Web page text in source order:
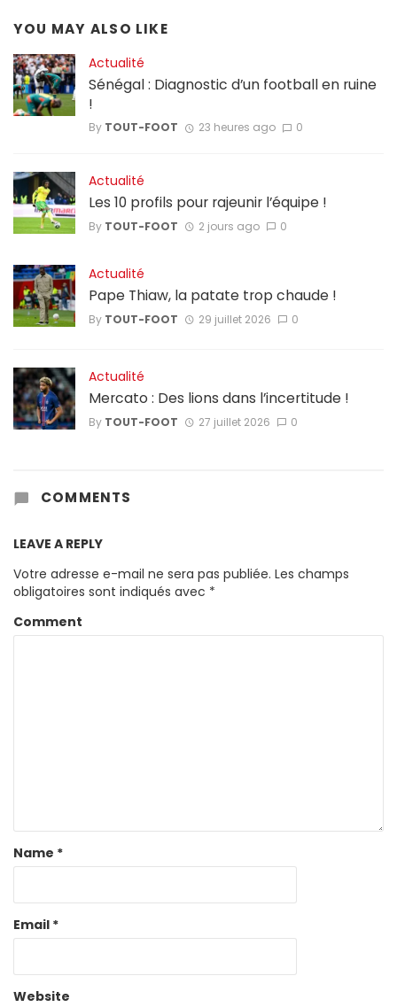
YOU MAY ALSO LIKE
Actualité
Sénégal : Diagnostic d’un football en ruine
!
By TOUT-FOOT 23 heures ago 0
Actualité
Les 10 profils pour rajeunir l’équipe !
By TOUT-FOOT 2 jours ago 0
Actualité
Pape Thiaw, la patate trop chaude !
By TOUT-FOOT 29 juillet 2026 0
Actualité
Mercato : Des lions dans l’incertitude !
By TOUT-FOOT 27 juillet 2026 0
COMMENTS
LEAVE A REPLY
Votre adresse e-mail ne sera pas publiée. Les champs
obligatoires sont indiqués avec *
Comment
Name *
Email *
Website